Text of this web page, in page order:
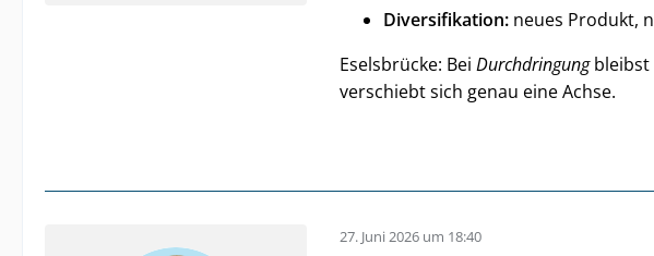
Diversifikation: neues Produkt,
Eselsbrücke: Bei Durchdringungbleibst
verschiebt sich genau eine Achse.
27. Juni 2026 um 18:40